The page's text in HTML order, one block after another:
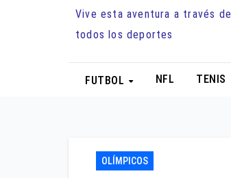
Vive esta aventura a través de
todos los deportes
FUTBOL NFL TENIS
OLÍMPICOS